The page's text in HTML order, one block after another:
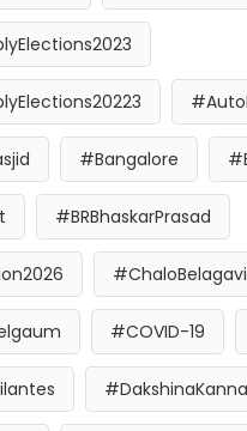
#Bangalore
#BRBhaskarPrasad
#ChaloBelagavi
#COVID-19